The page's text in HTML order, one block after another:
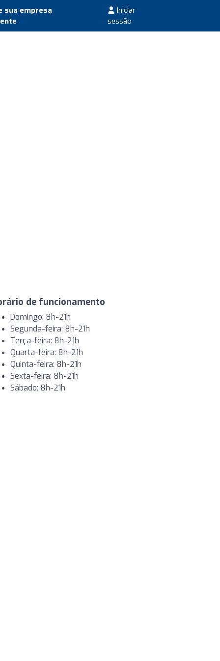
sua empresa
Iniciar
sessão
de funcionamento
Domingo: 8h-21h
Segunda-feira: 8h-21h
Terça-feira: 8h-21h
Quarta-feira: 8h-21h
Quinta-feira: 8h-21h
Sexta-feira: 8h-21h
Sábado: 8h-21h